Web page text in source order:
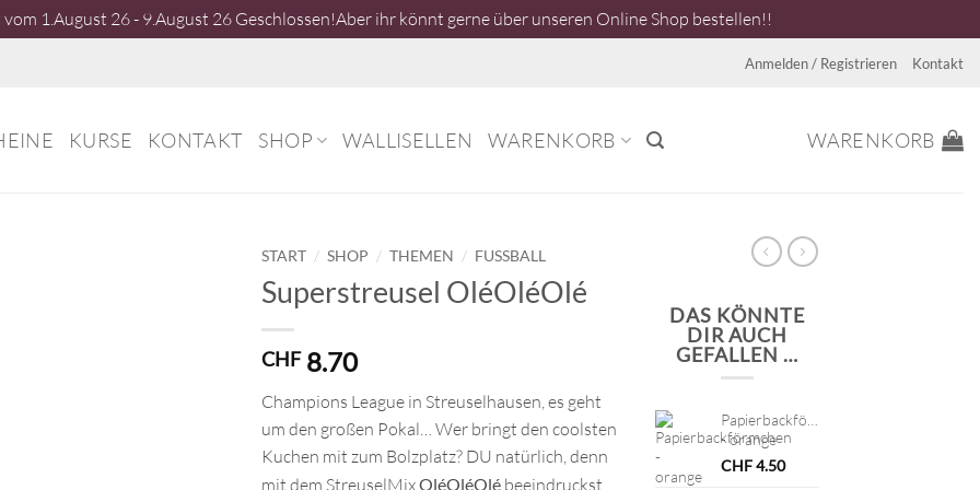
1.August 26 - 9.August 26 Geschlossen!Aber ihr könnt gerne über unseren Online Shop bestellen!!
Anmelden / Registrieren Kontakt
KURSE KONTAKT SHOP WALLISELLEN WARENKORB WARENKORB
START / SHOP / THEMEN / FUSSBALL
Superstreusel OléOléOlé
CHF8.70
Champions League in Streuselhausen, es geht
um den großen Pokal… Wer bringt den coolsten
Kuchen mit zum Bolzplatz? DU natürlich, denn
mit dem StreuselMixOléOléOlé beeindruckst
DAS KÖNNTE
DIR AUCH
GEFALLEN …
Papierbackförmchen
- orange
CHF4.50